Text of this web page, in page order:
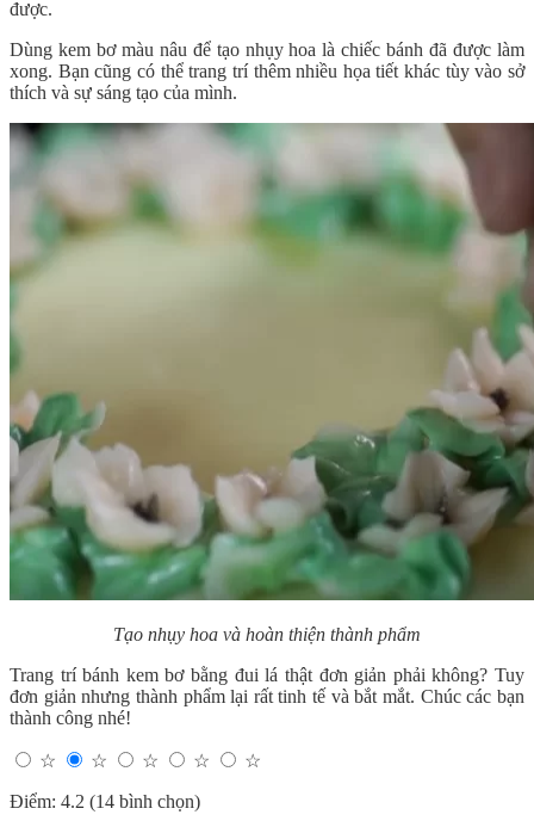
được.
Dùng kem bơ màu nâu để tạo nhụy hoa là chiếc bánh đã được làm
xong. Bạn cũng có thể trang trí thêm nhiều họa tiết khác tùy vào sở
thích và sự sáng tạo của mình.
Tạo nhụy hoa và hoàn thiện thành phẩm
Trang trí bánh kem bơ bằng đui lá thật đơn giản phải không? Tuy
đơn giản nhưng thành phẩm lại rất tinh tế và bắt mắt. Chúc các bạn
thành công nhé!
☆ ☆ ☆ ☆
☆
Điểm: 4.2 (14 bình chọn)